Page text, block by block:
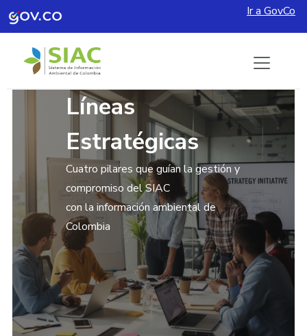
Pasar al contenido principal Ir a GovCo
Líneas
Estratégicas
Cuatro pilares que guían la gestión y
compromiso del SIAC
con la información ambiental de
Colombia